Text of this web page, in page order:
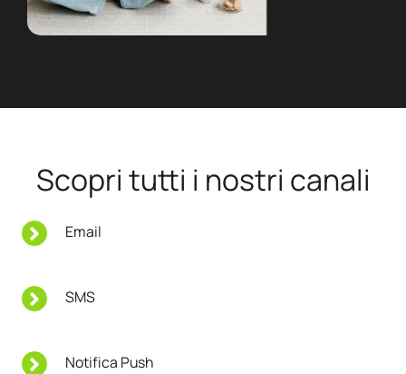
Scopri tutti i nostri canali
Email
SMS
Notifica Push